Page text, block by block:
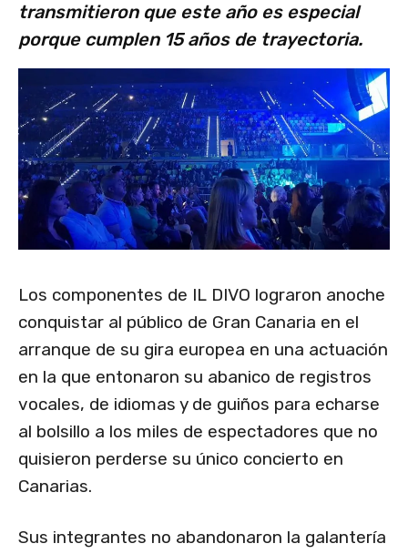
transmitieron que este año es especial
porque cumplen 15 años de trayectoria.
Los componentes de IL DIVO lograron anoche
conquistar al público de Gran Canaria en el
arranque de su gira europea en una actuación
en la que entonaron su abanico de registros
vocales, de idiomas y de guiños para echarse
al bolsillo a los miles de espectadores que no
quisieron perderse su único concierto en
Canarias.
Sus integrantes no abandonaron la galantería